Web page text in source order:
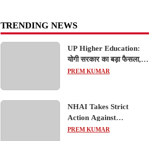
TRENDING NEWS
UP Higher Education:
योगी सरकार का बड़ा फैसला,
यूपी में 3 नए प्राइवेट
PREM KUMAR
NHAI Takes Strict
Action Against
Concessionaire,
PREM KUMAR